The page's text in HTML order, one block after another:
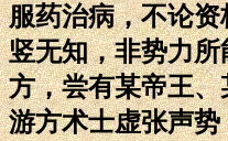
服药治病，不论
竖无知，非势力
方，尝有某帝王
游方术士虚张声